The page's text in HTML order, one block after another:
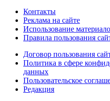
Контакты
Реклама на сайте
Использование
Правила пользования
Договор пользования
Политика в сфере
данных
Пользовательское
Редакция